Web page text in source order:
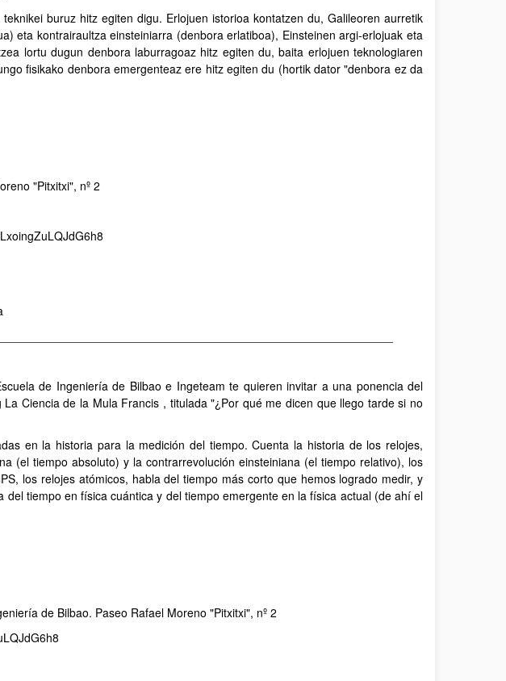
buruz hitz egiten digu. Erlojuen istorioa kontatzen du, Galileoren aurretik
eta kontrairaultza einsteiniarra (denbora erlatiboa), Einsteinen argi-erlojuak eta
lortu dugun denbora laburragoaz hitz egiten du, baita erlojuen teknologiaren
fisikako denbora emergenteaz ere hitz egiten du (hortik dator "denbora ez da
"Pitxitxi", nº 2
de Ingeniería de Bilbao e Ingeteam te quieren invitar a una ponencia del
Ciencia de la Mula Francis , titulada "¿Por qué me dicen que llego tarde si no
en la historia para la medición del tiempo. Cuenta la historia de los relojes,
(el tiempo absoluto) y la contrarrevolución einsteiniana (el tiempo relativo), los
los relojes atómicos, habla del tiempo más corto que hemos logrado medir, y
tiempo en física cuántica y del tiempo emergente en la física actual (de ahí el
de Bilbao. Paseo Rafael Moreno "Pitxitxi", nº 2